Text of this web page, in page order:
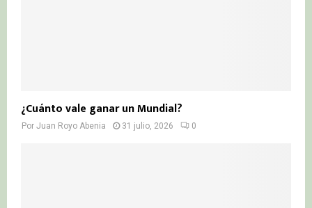
¿Cuánto vale ganar un Mundial?
Por Juan Royo Abenia 31 julio, 2026 0